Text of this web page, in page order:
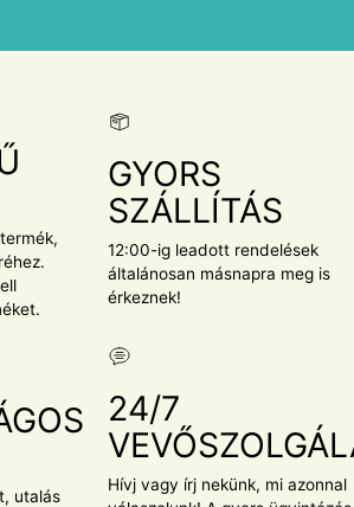
GYORS
SZÁLLÍTÁS
12:00-ig leadott rendelések
általánosan másnapra meg is
érkeznek!
utalás
24/7
Hívj vagy írj nekünk, mi azonnal